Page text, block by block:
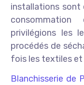
installations sont
consommation
privilégions les
procédés de
fois les textiles et
Blanchisserie de